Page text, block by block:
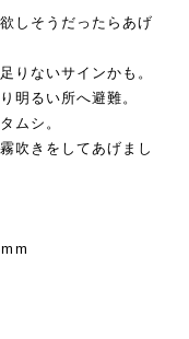
しそうだったらあげ
りないサインかも。
明るい所へ避難。
ムシ。
吹きをしてあげまし